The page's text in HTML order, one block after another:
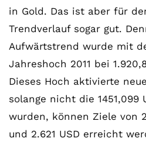
in Gold. Das ist aber für
Trendverlauf sogar gut.
Aufwärtstrend wurde mit
Jahreshoch 2011 bei
Dieses Hoch aktivierte
solange nicht die 1451,099
wurden, können Ziele von
und 2.621 USD erreicht